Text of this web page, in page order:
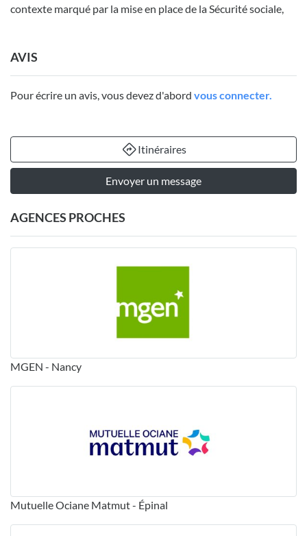
contexte marqué par la mise en place de la Sécurité sociale,
AVIS
Pour écrire un avis, vous devez d'abord vous connecter.
Itinéraires
Envoyer un message
AGENCES PROCHES
MGEN - Nancy
Mutuelle Ociane Matmut - Épinal